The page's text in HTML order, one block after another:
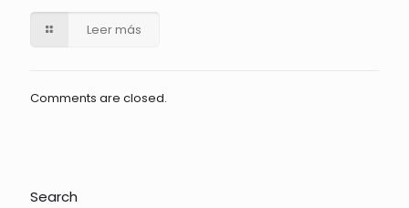
Leer más
Comments are closed.
Search